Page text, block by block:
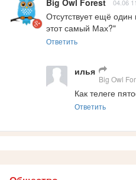
Big Owl Forest 04.06
Отсутствует ещё
этот самый Мах?"
Ответить
илья
Big Owl
Как телеге
Ответить